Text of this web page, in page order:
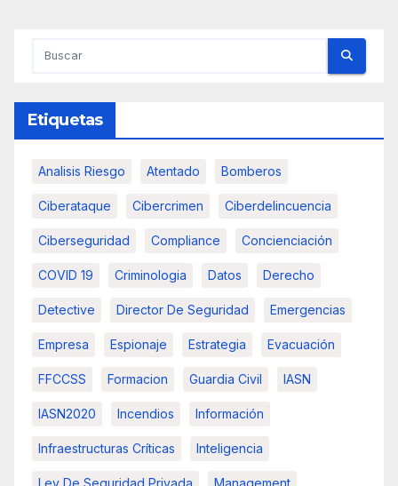
Etiquetas
Analisis Riesgo Atentado Bomberos
Ciberataque Cibercrimen Ciberdelincuencia
Ciberseguridad Compliance Concienciación
COVID 19 Criminologia Datos Derecho
Detective Director De Seguridad Emergencias
Empresa Espionaje Estrategia Evacuación
FFCCSS Formacion Guardia Civil IASN
IASN2020 Incendios Información
Infraestructuras Críticas Inteligencia
Ley De Seguridad Privada Management